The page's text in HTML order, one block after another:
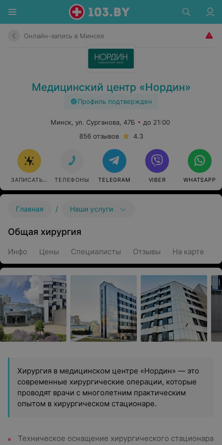
Онлайн-запись в Минске
Медицинский центр «Нордин»
Профиль подтвержден
Минск, ул. Сурганова, 47Б
до 21:00
856 отзывов
4.3
ЗАПИСАТЬСЯ ОНЛАЙН
ТЕЛЕФОНЫ TELEGRAM VIBER WHATSAPP
Главная / Наши услуги
Общая хирургия
Инфо Цены Специалисты Отзывы На карте
Хирургия в медицинском центре «Нордин» — это
современные хирургические операции, которые
проводят врачи с многолетним практическим
опытом в хирургическом стационаре.
Техническое оснащение хирургического стационара